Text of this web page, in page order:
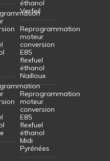
éthanol
Verfeil
Reprogrammation
moteur
conversion
E85
flexfuel
éthanol
Nailloux
Reprogrammation
moteur
conversion
E85
flexfuel
éthanol
Midi
Pyrénées